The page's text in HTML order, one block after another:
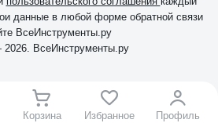
Корзина Избранное Профиль
данные в любой форме обратной связи
ВсеИнструменты.ру
ВсеИнструменты.ру